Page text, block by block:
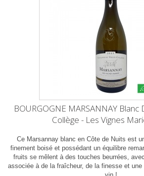
BOURGOGNE MARSANNAY
Collège - Les Vignes
Ce Marsannay blanc en Côte de Nuits est
finement boisé et possédant un équilibre
fruits se mêlent à des touches beurrées,
associée à de la fraîcheur, de la finesse et